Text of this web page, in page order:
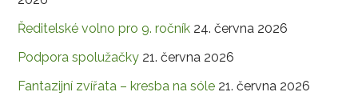
Ředitelské volno pro 9. ročník 24. června 2026
Podpora spolužačky 21. června 2026
Fantazijní zvířata – kresba na sóle 21. června 2026